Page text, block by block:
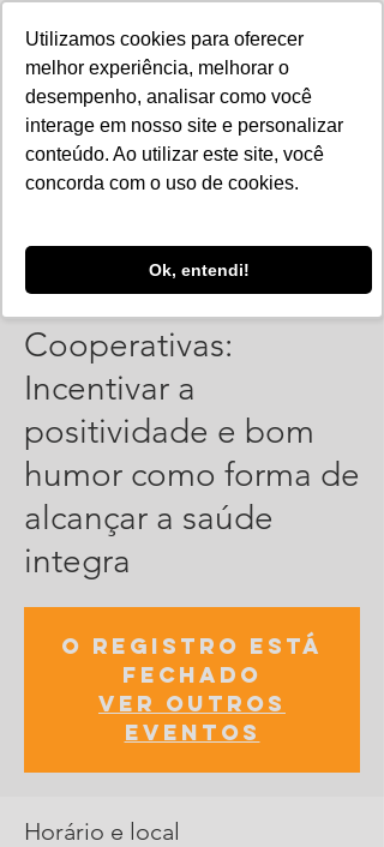
Utilizamos cookies para oferecer
melhor experiência, melhorar o
desempenho, analisar como você
interage em nosso site e personalizar
conteúdo. Ao utilizar este site, você
concorda com o uso de cookies.
Ok, entendi!
Webinar Núcleo
Cooperativas:
Incentivar a
positividade e bom
humor como forma de
alcançar a saúde
integra
O registro está
fechado
Ver outros
eventos
Horário e local